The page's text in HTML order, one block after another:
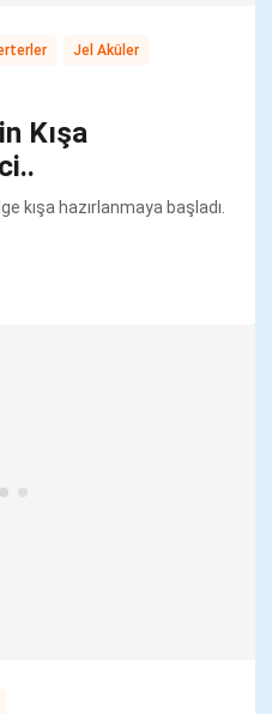
Jel Aküler
Kışa
kışa hazırlanmaya başladı.